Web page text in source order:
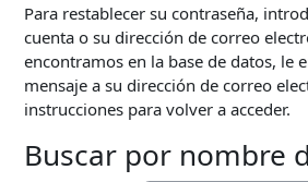
Para restablecer su contraseña,
cuenta o su dirección de correo
encontramos en la base de datos, le
mensaje a su dirección de correo
instrucciones para volver a acceder.
Buscar por nombre
Buscar por nombre